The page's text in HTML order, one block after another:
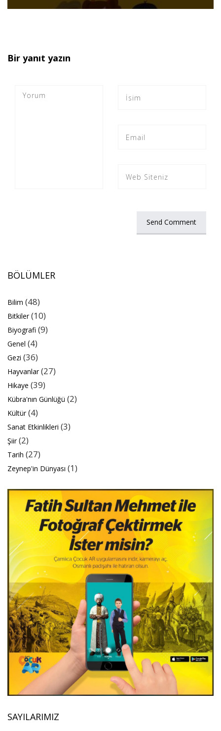
Bir yanıt yazın
BÖLÜMLER
Bilim (48)
Bitkiler(10)
Biyografi (9)
Genel (4)
Gezi (36)
Hayvanlar(27)
Hikaye (39)
Kübra'nın Günlüğü (2)
Kültür(4)
Sanat Etkinlikleri (3)
Şiir(2)
Tarih (27)
Zeynep'in Dünyası (1)
SAYILARIMIZ